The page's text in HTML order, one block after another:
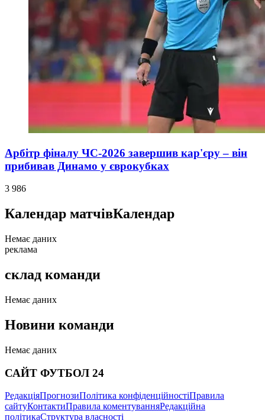
Арбітр фіналу ЧС-2026 завершив кар'єру – він
прибивав Динамо у єврокубках
3 986
Календар матчівКалендар
Немає даних
реклама
склад команди
Немає даних
Новини команди
Немає даних
САЙТ ФУТБОЛ 24
РедакціяПрогнозиПолітика конфіденційностіПравила
сайтуКонтактиПравила коментуванняРедакційна
політикаСтруктура власності